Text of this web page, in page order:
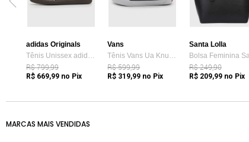
adidas Originals
Tênis Unissex adidas Originals Samba OG Branco
R$ 799,99
R$ 669,99 no Pix
Vans
Tênis Vans Ua Knu Skool Bege
R$ 599,99
R$ 319,99 no Pix
Santa Lolla
R$ 249,90
R$ 209,99no Pix
MARCAS MAIS VENDIDAS